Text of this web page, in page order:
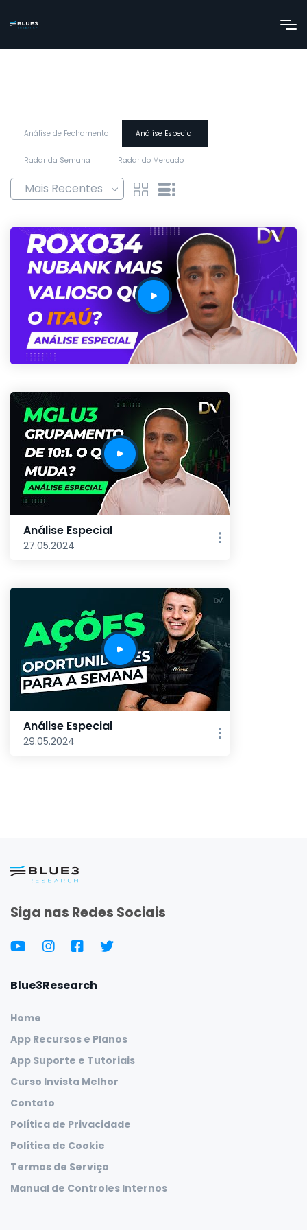
Análise de Fechamento Análise Especial
Radar da Semana Radar do Mercado
Análise Especial
27.05.2024
Análise Especial
29.05.2024
Siga nas Redes Sociais
Blue3Research
Home
App Recursos e Planos
App Suporte e Tutoriais
Curso Invista Melhor
Contato
Política de Privacidade
Política de Cookie
Termos de Serviço
Manual de Controles Internos